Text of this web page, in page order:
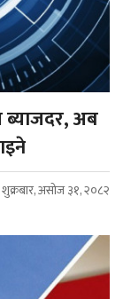
अब
शुक्रबार, असोज ३१, २०८२